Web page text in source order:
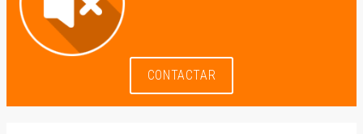
CONTACTAR